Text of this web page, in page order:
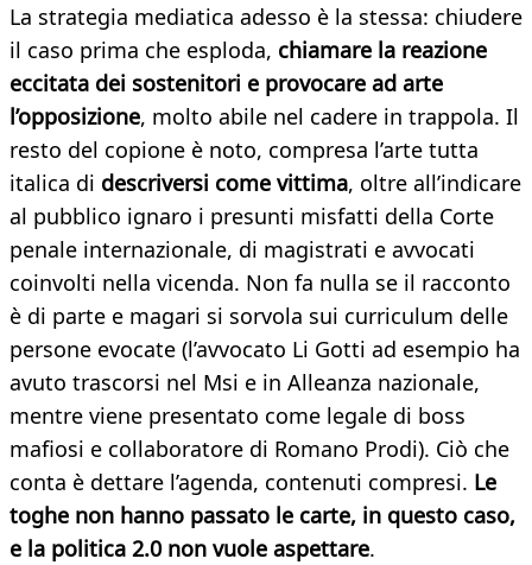
La strategia mediatica adesso è la stessa: chiudere
il caso prima che esploda, chiamare la reazione
eccitata dei sostenitori e provocare ad arte
l’opposizione, molto abile nel cadere in trappola. Il
resto del copione è noto, compresa l’arte tutta
italica di descriversi come vittima, oltre all’indicare
al pubblico ignaro i presunti misfatti della Corte
penale internazionale, di magistrati e avvocati
coinvolti nella vicenda. Non fa nulla se il racconto
è di parte e magari si sorvola sui curriculum delle
persone evocate (l’avvocato Li Gotti ad esempio ha
avuto trascorsi nel Msi e in Alleanza nazionale,
mentre viene presentato come legale di boss
mafiosi e collaboratore di Romano Prodi). Ciò che
conta è dettare l’agenda, contenuti compresi. Le
toghe non hanno passato le carte, in questo caso,
e la politica 2.0 non vuole aspettare.